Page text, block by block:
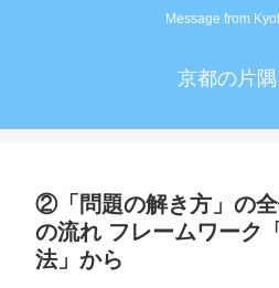
Message from
京都の片隅
②「問題の解き方」の
の流れ フレームワーク
法」から